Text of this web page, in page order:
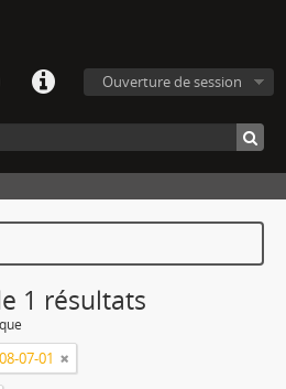
Ouverture de session
1 résultats
08-07-01